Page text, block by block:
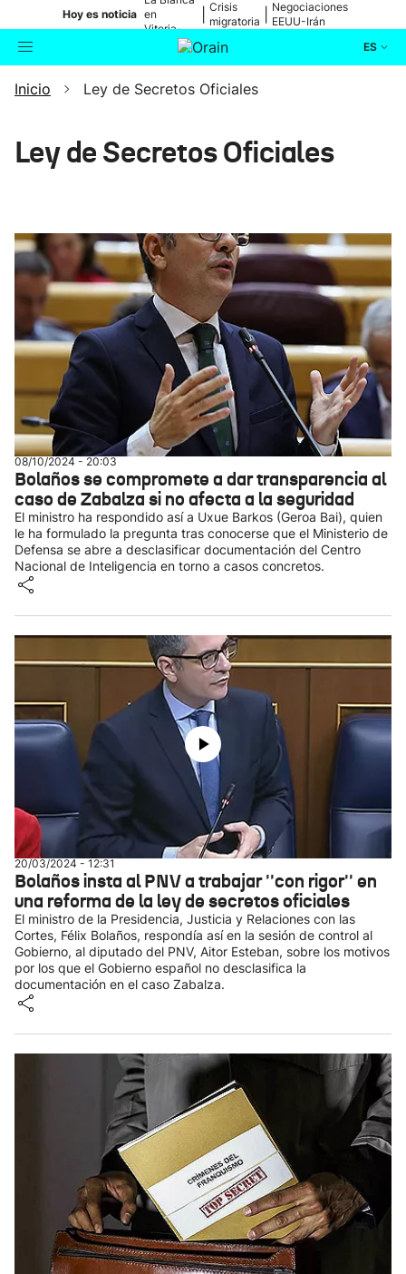
Hoy es noticia en
Vitoria-
Gasteiz
Crisis
migratoria
Negociaciones
EEUU-Irán
ES
Buscador Actualidad
Política
Ikusmiran
Eguraldia
Inicio Ley de Secretos Oficiales
Ley de Secretos Oficiales
08/10/2024 - 20:03
Bolaños se compromete a dar transparencia al
caso de Zabalza si no afecta a la seguridad
El ministro ha respondido así a Uxue Barkos (Geroa Bai), quien
le ha formulado la pregunta tras conocerse que el Ministerio de
Defensa se abre a desclasificar documentación del Centro
Nacional de Inteligencia en torno a casos concretos.
20/03/2024 - 12:31
Bolaños insta al PNV a trabajar ''con rigor'' en
una reforma de la ley de secretos oficiales
El ministro de la Presidencia, Justicia y Relaciones con las
Cortes, Félix Bolaños, respondía así en la sesión de control al
Gobierno, al diputado del PNV, Aitor Esteban, sobre los motivos
por los que el Gobierno español no desclasifica la
documentación en el caso Zabalza.